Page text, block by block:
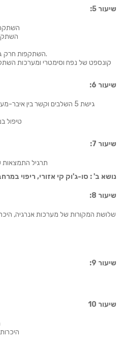
שיעור 5:
השתקפות חרק גדול – טיפול באמצעות עיסוי.
קונספט של נפח וסימטרי ומערכות
שיעור 6:
גישת 5 השלבים וקשר בין איבר-מערכת-רקמה-איבר חוש ורגש
טיפול
שיעור 7:
תרגיל התמצאות
נושא ב' : סו-ג'וק קי אזורי, ריפוי
שיעור 8:
שלושת המקורות של מערכות אנרגיה,
שיעור 9:
שיעור 10